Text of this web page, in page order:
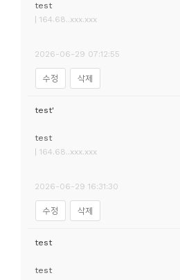
test
| 164.68..xxx.xxx
2026-06-29 07:12:55
수정 삭제
test'
test
| 164.68..xxx.xxx
2026-06-29 16:31:30
수정 삭제
test
test